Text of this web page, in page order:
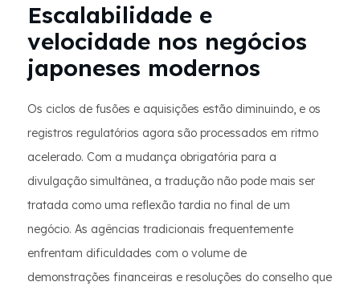
Escalabilidade e
velocidade nos negócios
japoneses modernos
Os ciclos de fusões e aquisições estão diminuindo, e os
registros regulatórios agora são processados ​​em ritmo
acelerado. Com a mudança obrigatória para a
divulgação simultânea, a tradução não pode mais ser
tratada como uma reflexão tardia no final de um
negócio. As agências tradicionais frequentemente
enfrentam dificuldades com o volume de
demonstrações financeiras e resoluções do conselho que